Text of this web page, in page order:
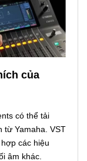
của
có thể tải
từ Yamaha. VST
các hiệu
âm khác.